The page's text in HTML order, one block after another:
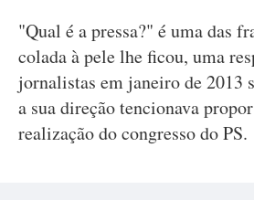
"Qual é a pressa?" é uma das
colada à pele lhe ficou, uma
jornalistas em janeiro de 2013
a sua direção tencionava
realização do congresso do PS.